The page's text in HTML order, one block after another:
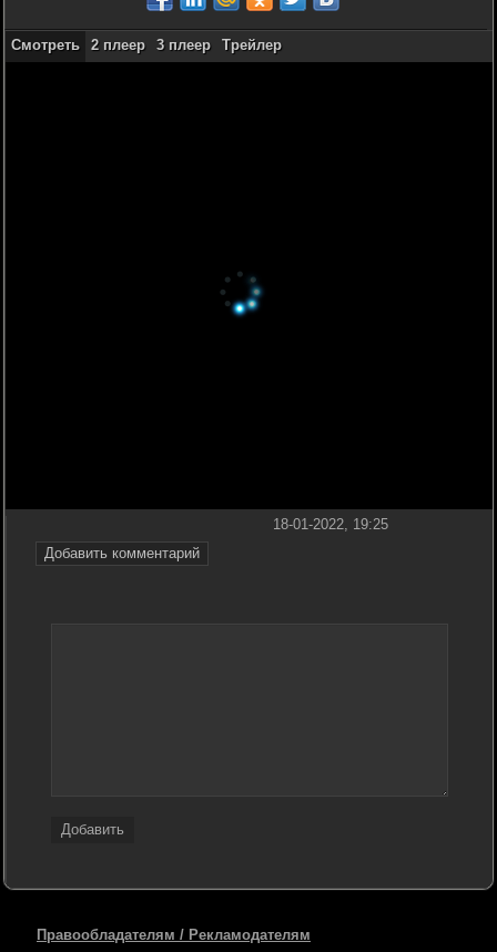
Смотреть 2 плеер 3 плеер Трейлер
Добавить комментарий
18-01-2022, 19:25
Добавить
Правообладателям / Рекламодателям